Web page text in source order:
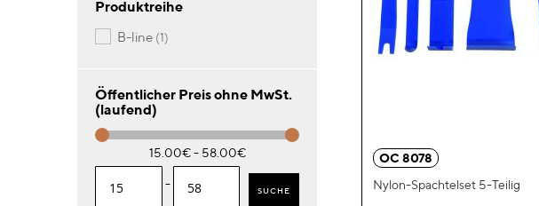
OC 8078
Nylon-Spachtelset 5-Teilig
Produktreihe
b-line 1Artikel
Öffentlicher Preis ohne MwSt.
(laufend)
15.00€ - 58.00€
- SUCHE